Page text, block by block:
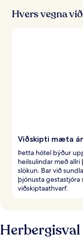
Hvers vegna
Viðskipti mæta
Þetta hótel býður
heilsulindar með
slökun. Bar við
þjónusta gestastjóra
viðskiptaathvarf.
Herbergisval